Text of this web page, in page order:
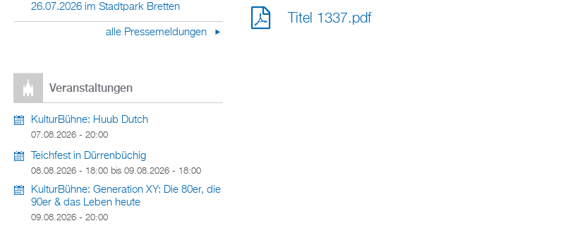
Titel 1337.pdf
26.07.2026 im Stadtpark Bretten
alle Pressemeldungen
Veranstaltungen
KulturBühne: Huub Dutch
07.08.2026 - 20:00
Teichfest in Dürrenbüchig
08.08.2026 - 18:00 bis 09.08.2026 - 18:00
KulturBühne: Generation XY: Die 80er, die
90er & das Leben heute
09.08.2026 - 20:00